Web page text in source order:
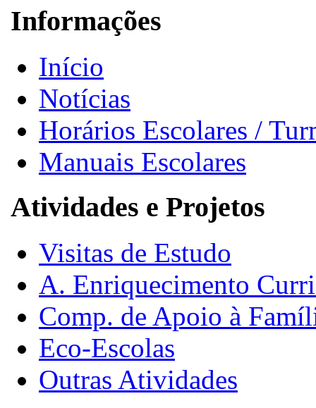
Informações
Início
Notícias
Horários Escolares /
Manuais Escolares
Atividades e Projetos
Visitas de Estudo
A. Enriquecimento
Comp. de Apoio à
Eco-Escolas
Outras Atividades